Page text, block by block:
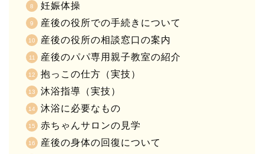
妊娠体操
産後の役所での手続きについて
産後の役所の相談窓口の案内
産後のパパ専用親子教室の紹介
抱っこの仕方（実技）
沐浴指導（実技）
沐浴に必要なもの
赤ちゃんサロンの見学
産後の身体の回復について